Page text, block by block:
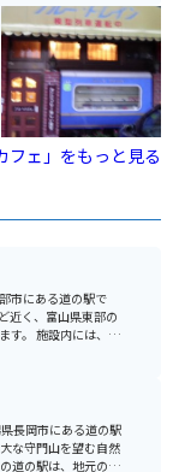
フェ」をもっと見る
市にある道の駅で
近く、富山県東部の
、地
よんなな市場」や、
ン「漁師の店 きじ
合、道の駅には広い
す。富山湾の絶景を
堪能してみてはいか
長岡市にある道の駅
な守門山を望む自然